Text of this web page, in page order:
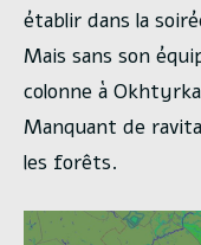
établir dans la
Mais sans son
colonne à
Manquant de
les forêts.